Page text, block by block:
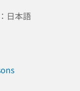
日本語